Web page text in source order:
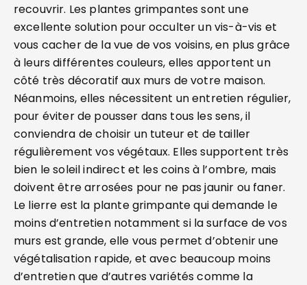
recouvrir. Les plantes grimpantes sont une
excellente solution pour occulter un vis-à-vis et
vous cacher de la vue de vos voisins, en plus grâce
à leurs différentes couleurs, elles apportent un
côté très décoratif aux murs de votre maison.
Néanmoins, elles nécessitent un entretien régulier,
pour éviter de pousser dans tous les sens, il
conviendra de choisir un tuteur et de tailler
régulièrement vos végétaux. Elles supportent très
bien le soleil indirect et les coins à l’ombre, mais
doivent être arrosées pour ne pas jaunir ou faner.
Le lierre est la plante grimpante qui demande le
moins d’entretien notamment si la surface de vos
murs est grande, elle vous permet d’obtenir une
végétalisation rapide, et avec beaucoup moins
d’entretien que d’autres variétés comme la